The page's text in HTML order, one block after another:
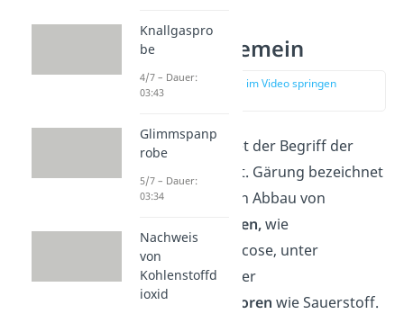
Gärung allgemein
zur Stelle im Video springen
Doch was bedeutet der Begriff der
Gärung
überhaupt. Gärung bezeichnet
den enzymatischen Abbau von
organischen Stoffen,wie
beispielsweise Glucose, unter
Ausschlussexterner
Elektronenakzeptoren wie Sauerstoff.
Knallgaspro
be
4/7 – Dauer:
03:43
Glimmspanp
robe
5/7 – Dauer:
03:34
Nachweis
von
Kohlenstoffd
ioxid